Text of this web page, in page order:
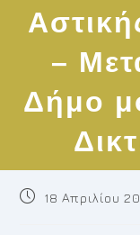
–
Δήμο
Post18 Απριλίου